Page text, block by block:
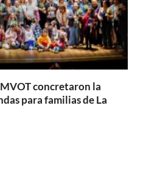
concretaron la
para familias de La